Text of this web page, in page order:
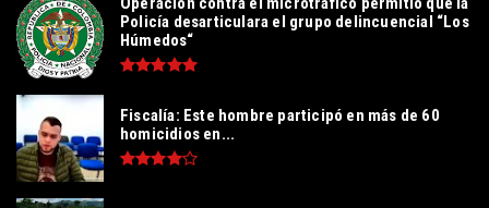
Policía desarticulara el grupo delincuencial “Los
Húmedos“
Fiscalía: Este hombre participó en más de 60
homicidios en...